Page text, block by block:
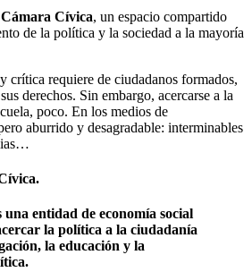
Cámara Cívica, un espacio compartido
de la política y la sociedad a la mayoría
crítica requiere de ciudadanos formados,
derechos. Sin embargo, acercarse a la
poco. En los medios de
aburrido y desagradable: interminables
entidad de economía social
la política a la ciudadanía
la educación y la